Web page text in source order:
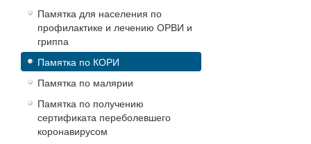
Памятка для населения по
профилактике и лечению ОРВИ и
гриппа
Памятка по КОРИ
Памятка по малярии
Памятка по получению
сертификата переболевшего
коронавирусом